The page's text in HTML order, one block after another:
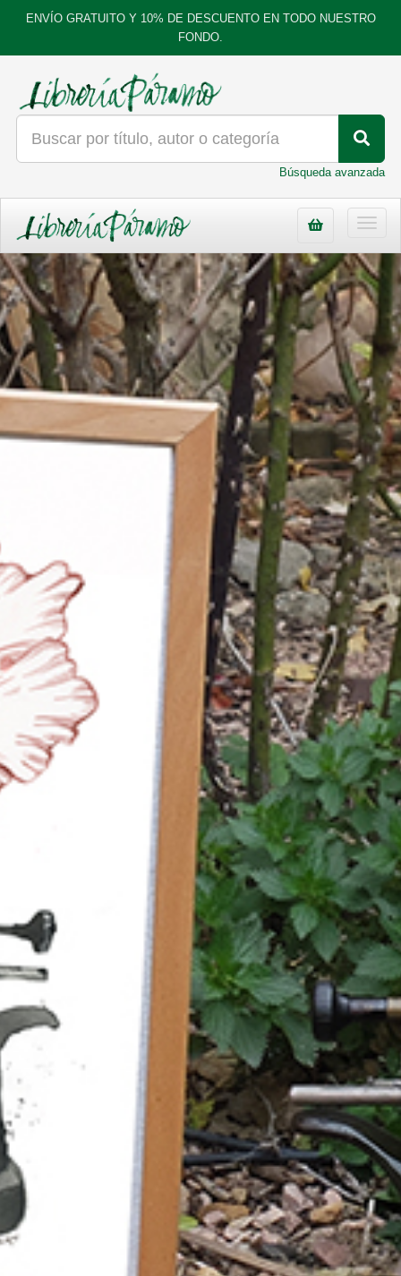
ENVÍO GRATUITO Y 10% DE DESCUENTO EN TODO NUESTRO
FONDO.
Búsqueda avanzada